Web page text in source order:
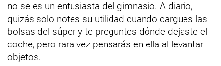
no se es un entusiasta del gimnasio. A diario,
quizás solo notes su utilidad cuando cargues las
bolsas del súper y te preguntes dónde dejaste el
coche, pero rara vez pensarás en ella al levantar
objetos.